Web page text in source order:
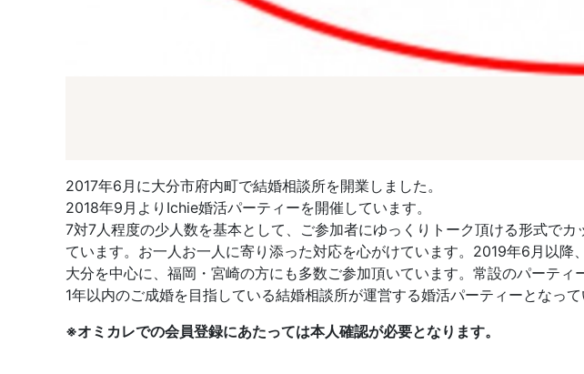
2017年6月に大分市府内町で結婚相談所を開業しました。
2018年9月よりIchie婚活パーティーを開催しています。
7対7人程度の少人数を基本として、ご参加者にゆっくりトーク頂ける形式で
ています。お一人お一人に寄り添った対応を心がけています。2019年6月以降
大分を中心に、福岡・宮崎の方にも多数ご参加頂いています。常設のパーティ
1年以内のご成婚を目指している結婚相談所が運営する婚活パーティーとなって
※オミカレでの会員登録にあたっては本人確認が必要となります。